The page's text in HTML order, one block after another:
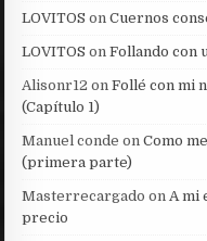
LOVITOS onCuernos
LOVITOS onFollando con
Alisonr12 onFollé con mi
(Capítulo 1)
Manuel conde onComo
(primera parte)
Masterrecargado onA mi
precio